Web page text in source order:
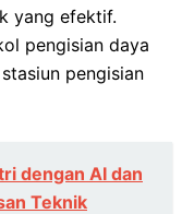
yang efektif.
pengisian daya
pengisian
dengan AI dan
Teknik